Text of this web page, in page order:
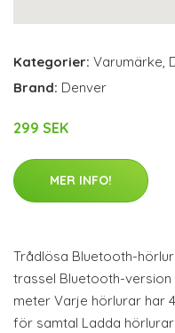
Kategorier: Varumärke
Brand: Denver
299 SEK
MER INFO!
Trådlösa Bluetooth-
trassel Bluetooth-version
meter Varje hörlurar har
för samtal Ladda